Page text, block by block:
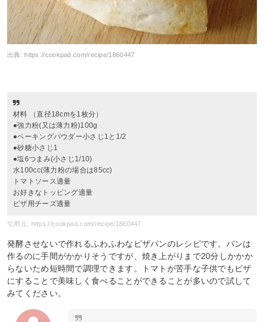
出典:https://cookpad.com/recipe/1860447
材料 （直径18cmを1枚分）
●強力粉(又は薄力粉)100g
●ベーキングパウダー小さじ1と1/2
●砂糖小さじ1
●塩6つまみ(小さじ1/10)
水100cc(薄力粉の場合は85cc)
トマトソース適量
お好きなトッピング適量
ピザ用チーズ適量
引用元: https://cookpad.com/recipe/1860447
発酵させないで作れるふわふわなピザパンのレシピです。パンは
作るのに手間がかかりそうですが、焼き上がりまで20分しかかか
らないため短時間で調理できます。トマトが苦手な子供でもピザ
にすることで美味しく食べることができることが多いので試して
みてください。